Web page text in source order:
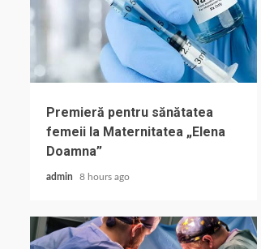
Premieră pentru sănătatea
femeii la Maternitatea „Elena
Doamna”
admin 8 hours ago